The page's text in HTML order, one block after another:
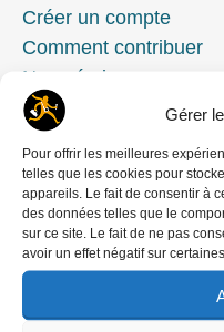
Gérer
Pour offrir les meilleures
telles que les cookies pour
appareils. Le fait de consentir à
des données telles que le
sur ce site. Le fait de ne pas
avoir un effet négatif sur
Créer un compte
Comment contribuer
Nous écrire
‘DREDI LETTRE
Ils nous